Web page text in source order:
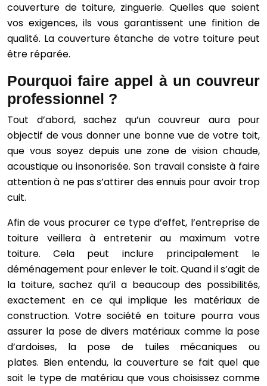
couverture de toiture, zinguerie. Quelles que soient
vos exigences, ils vous garantissent une finition de
qualité. La couverture étanche de votre toiture peut
être réparée.
Pourquoi faire appel à un couvreur
professionnel ?
Tout d’abord, sachez qu’un couvreur aura pour
objectif de vous donner une bonne vue de votre toit,
que vous soyez depuis une zone de vision chaude,
acoustique ou insonorisée. Son travail consiste à faire
attention à ne pas s’attirer des ennuis pour avoir trop
cuit.
Afin de vous procurer ce type d’effet, l’entreprise de
toiture veillera à entretenir au maximum votre
toiture. Cela peut inclure principalement le
déménagement pour enlever le toit. Quand il s’agit de
la toiture, sachez qu’il a beaucoup des possibilités,
exactement en ce qui implique les matériaux de
construction. Votre société en toiture pourra vous
assurer la pose de divers matériaux comme la pose
d’ardoises, la pose de tuiles mécaniques ou
plates. Bien entendu, la couverture se fait quel que
soit le type de matériau que vous choisissez comme